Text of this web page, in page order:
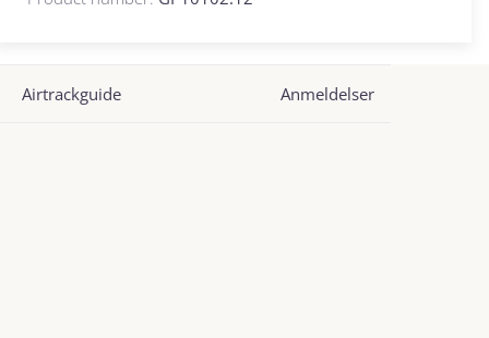
Airtrackguide Anmeldelser